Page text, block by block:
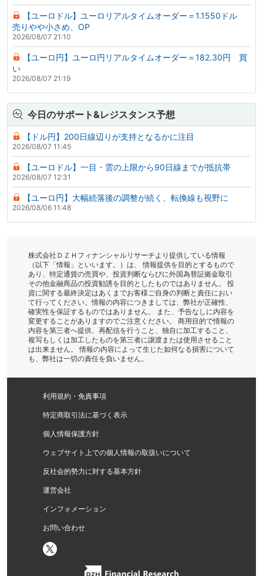
【ユーロドル】ユーロリアルタイムオーダー＝1.1550ドル
売りやや小さめ、OP
2026/08/07 21:10
【ユーロ円】ユーロ円リアルタイムオーダー＝182.30円 買
い
2026/08/07 21:19
今日のサポート&レジスタンス予想
【ドル円】200日線辺りが支持となるかに注目
2026/08/07 11:45
【ユーロドル】一目・雲の上限から90日線までが抵抗帯
2026/08/07 12:31
【ユーロ円】大幅続落後の調整が続く、転換線も視野に
2026/08/06 11:48
株式会社ＤＺＨフィナンシャルリサーチより提供している情報
（以下「情報」といいます。）は、 情報提供を目的とするもので
あり、特定通貨の売買や、投資判断ならびに外国為替証拠金取引
その他金融商品の投資勧誘を目的としたものではありません。 投
資に関する最終決定はあくまでお客様ご自身の判断と責任におい
て行ってください。情報の内容につきましては、弊社が正確性、
確実性を保証するものではありません。 また、予告なしに内容を
変更することがありますのでご注意ください。 商用目的で情報の
内容を第三者へ提供、再配信を行うこと、独自に加工すること、
複写もしくは加工したものを第三者に譲渡または使用させること
は出来ません。 情報の内容によって生じた如何なる損害について
も、弊社は一切の責任を負いません。
利用規約・免責事項
特定商取引法に基づく表示
個人情報保護方針
ウェブサイト上での個人情報の取扱いについて
反社会的勢力に対する基本方針
運営会社
インフォメーション
お問い合わせ